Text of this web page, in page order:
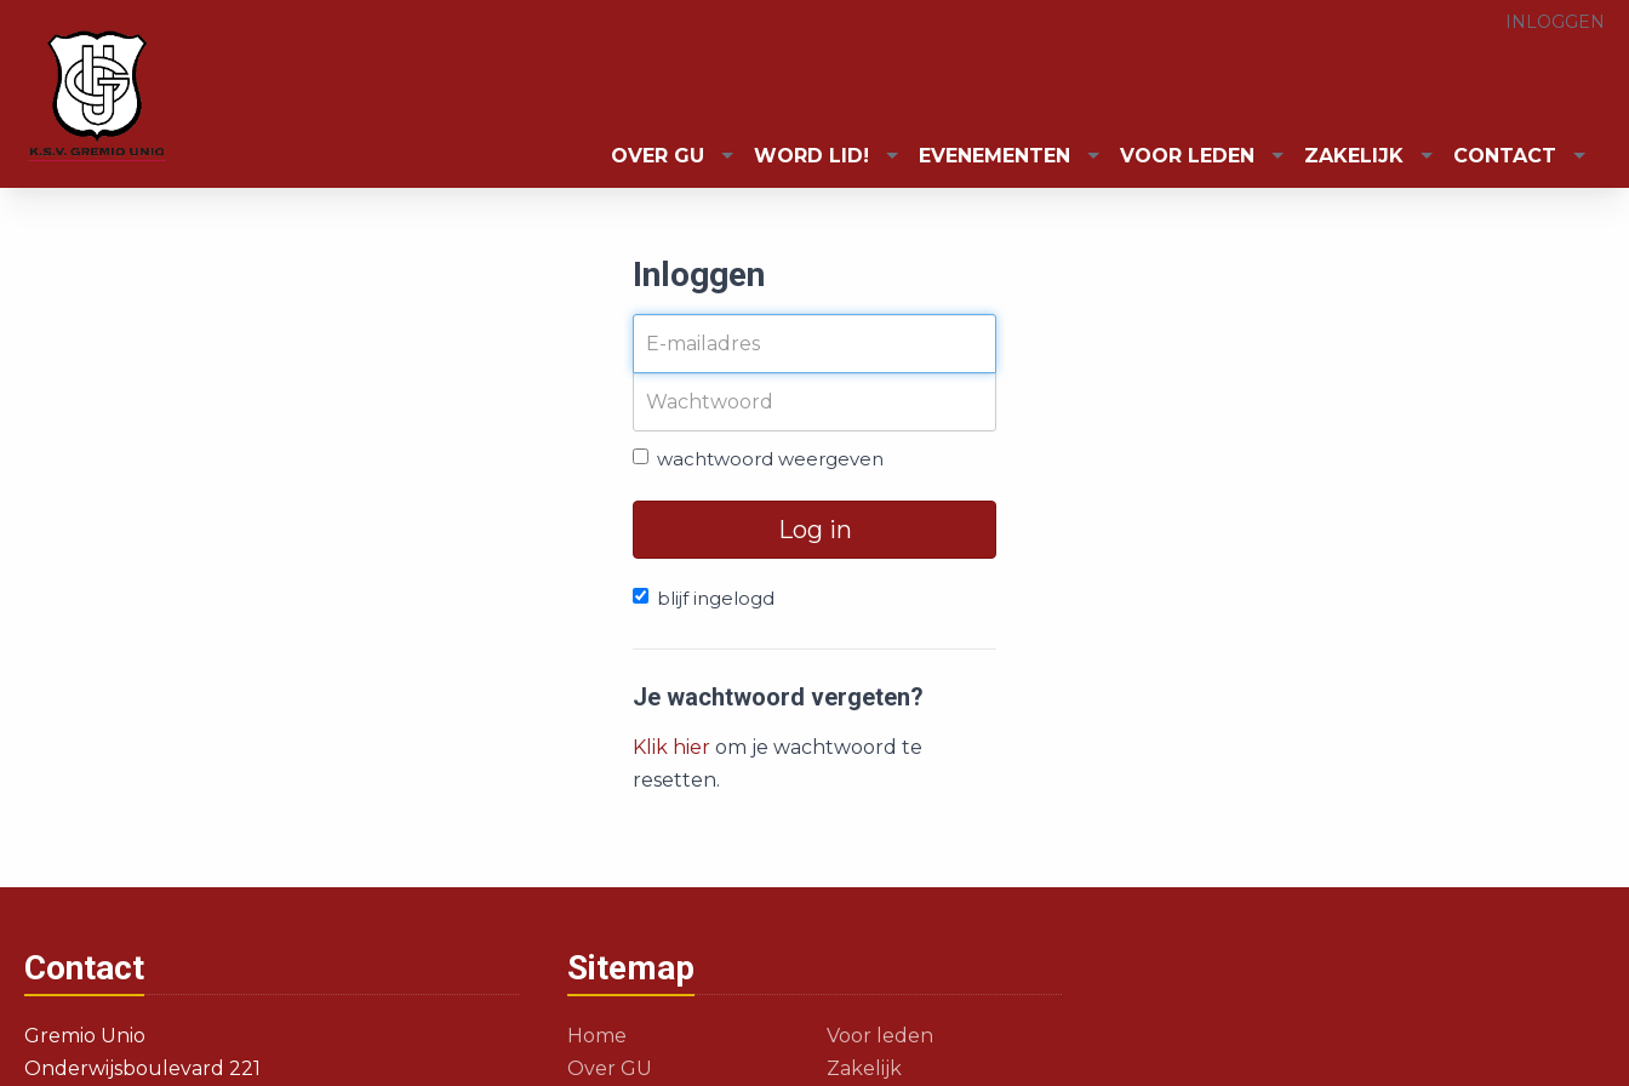
INLOGGEN
OVER GU WORD LID! EVENEMENTEN VOOR LEDEN ZAKELIJK CONTACT
Inloggen
wachtwoord weergeven
Log in
blijf ingelogd
Je wachtwoord vergeten?
Klik hier om je wachtwoord te
resetten.
Contact
Gremio Unio
Onderwijsboulevard 221
Sitemap
Home
Over GU
Voor leden
Zakelijk